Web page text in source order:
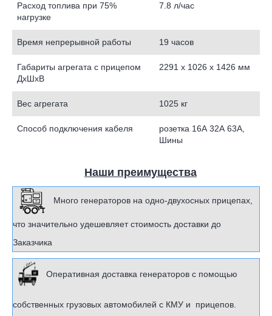
Расход топлива при 75%
нагрузке
7.8 л/час
Время непрерывной работы 19 часов
Габариты агрегата с прицепом
ДxШxВ
2291 х 1026 х 1426 мм
Вес агрегата 1025 кг
Способ подключения кабеля
розетка 16А 32А 63А,
Шины
Наши преимущества
Много генераторов на одно-двухосных прицепах,
что значительно удешевляет стоимость доставки до
Заказчика
Оперативная доставка генераторов с помощью
собственных грузовых автомобилей с КМУ и прицепов.